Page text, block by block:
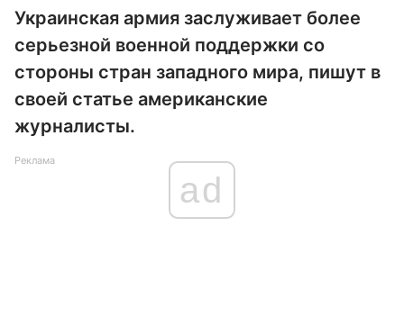
Украинская армия заслуживает более
серьезной военной поддержки со
стороны стран западного мира, пишут в
своей статье американские
журналисты.
Реклама
ad